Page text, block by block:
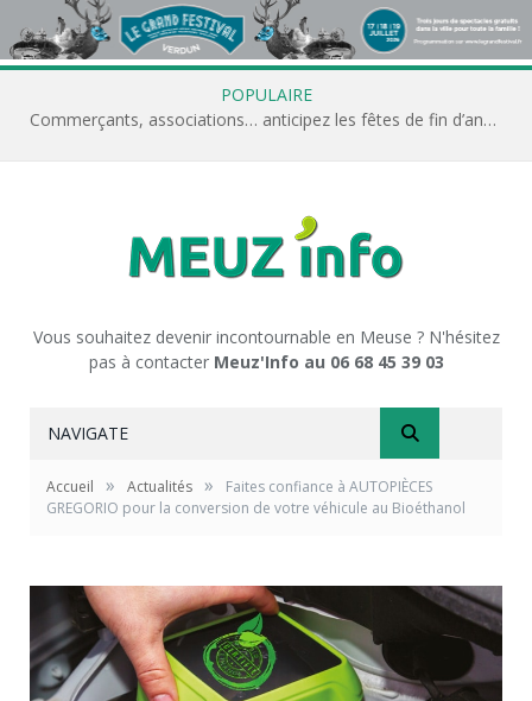
POPULAIRE
Commerçants, associations… anticipez les fêtes de fin d’année avec Meuz’Info
Vous souhaitez devenir incontournable en Meuse ? N'hésitez
pas à contacter Meuz'Info au 06 68 45 39 03
NAVIGATE
Accueil » Actualités »
Faites confiance à AUTOPIÈCES
GREGORIO pour la conversion de votre véhicule au Bioéthanol